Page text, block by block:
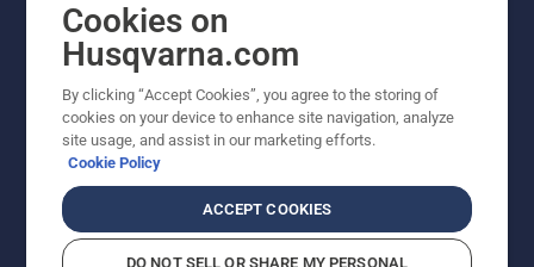
© Husqvarna AB (publ). All rights reserved. Priserna
som visas är rekommenderade cirkapriser. Alla angivna
priser är rekommenderade försäljningspriser (inkl.
moms) om inte produkten är tillgänglig för direkt köp.
Cookies on
Husqvarna.com
By clicking “Accept Cookies”, you agree to the storing of
cookies on your device to enhance site navigation, analyze
site usage, and assist in our marketing efforts.
Cookie Policy
ACCEPT COOKIES
DO NOT SELL OR SHARE MY PERSONAL